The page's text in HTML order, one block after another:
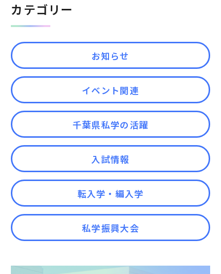
カテゴリー
お知らせ
イベント関連
千葉県私学の活躍
入試情報
転入学・編入学
私学振興大会